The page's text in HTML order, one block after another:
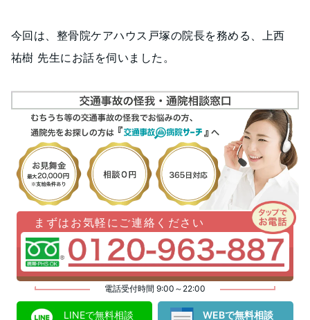
今回は、整骨院ケアハウス戸塚の院長を務める、上西
祐樹 先生にお話を伺いました。
まずはお気軽にご連絡ください
電話受付時間 9:00～22:00
LINEで無料相談 WEBで無料相談